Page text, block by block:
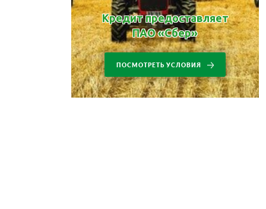
Кредит предоставляет
ПАО «Сбер»
ПОСМОТРЕТЬ УСЛОВИЯ